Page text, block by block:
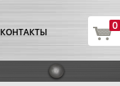
КОНТАКТЫ
0